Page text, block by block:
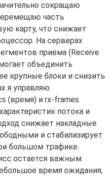
сокращаю
часть
карту, что снижает
На серверах
приема (Receive
объединить
крупные блоки и снизить
я управляю
(время) и rx-frames
потока и
снижает накладные
и стабилизирует
большом трафике.
остается важным:
время ожидания,